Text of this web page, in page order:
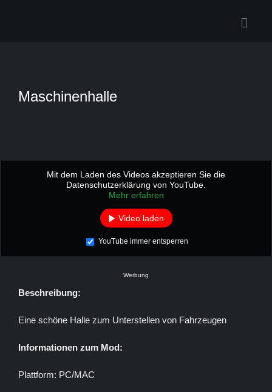
Maschinenhalle
Mit dem Laden des Videos akzeptieren Sie die
Datenschutzerklärung von YouTube.
Mehr erfahren
Video laden
YouTube immer entsperren
Werbung
Beschreibung:
Eine schöne Halle zum Unterstellen von Fahrzeugen
Informationen zum Mod:
Plattform: PC/MAC